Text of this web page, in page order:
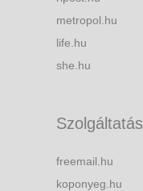
metropol.hu
life.hu
she.hu
Szolgáltatás
freemail.hu
koponyeg.hu